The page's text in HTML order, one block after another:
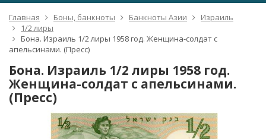
Главная Боны, банкноты Банкноты Азии
Израиль
1/2 лиры
Бона. Израиль 1/2 лиры 1958 год. Женщина-солдат с
апельсинами. (Пресс)
Бона. Израиль 1/2 лиры 1958 год.
Женщина-солдат с апельсинами.
(Пресс)